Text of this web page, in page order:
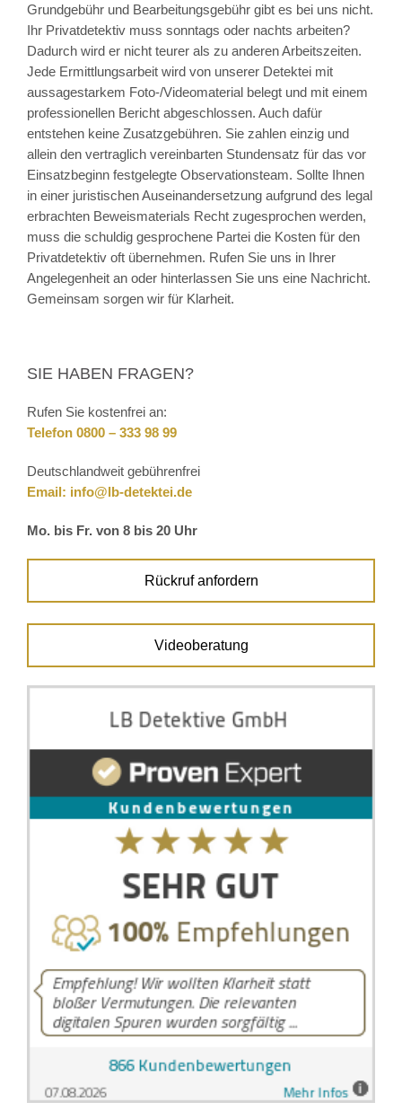
Grundgebühr und Bearbeitungsgebühr gibt es bei uns nicht.
Ihr Privatdetektiv muss sonntags oder nachts arbeiten?
Dadurch wird er nicht teurer als zu anderen Arbeitszeiten.
Jede Ermittlungsarbeit wird von unserer Detektei mit
aussagestarkem Foto-/Videomaterial belegt und mit einem
professionellen Bericht abgeschlossen. Auch dafür
entstehen keine Zusatzgebühren. Sie zahlen einzig und
allein den vertraglich vereinbarten Stundensatz für das vor
Einsatzbeginn festgelegte Observationsteam. Sollte Ihnen
in einer juristischen Auseinandersetzung aufgrund des legal
erbrachten Beweismaterials Recht zugesprochen werden,
muss die schuldig gesprochene Partei die Kosten für den
Privatdetektiv oft übernehmen. Rufen Sie uns in Ihrer
Angelegenheit an oder hinterlassen Sie uns eine Nachricht.
Gemeinsam sorgen wir für Klarheit.
SIE HABEN FRAGEN?
Rufen Sie kostenfrei an:
Telefon 0800 – 333 98 99
Deutschlandweit gebührenfrei
Email: info@lb-detektei.de
Mo. bis Fr. von 8 bis 20 Uhr
Rückruf anfordern
Videoberatung